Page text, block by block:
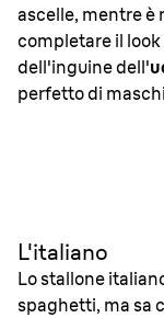
ascelle, mentre è
completare il look
dell'inguine dell'
perfetto di
L'italiano
Lo stallone
spaghetti, ma sa